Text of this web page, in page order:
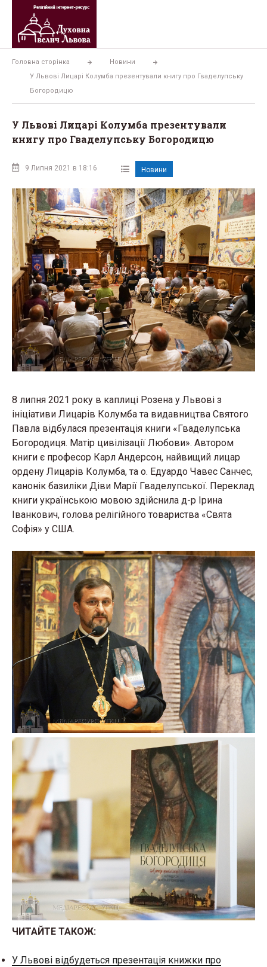
Перейти
вмісту
Головна сторінка
Новини
У Львові Лицарі Колумба презентували книгу про Гваделупську
Богородицю
У Львові Лицарі Колумба презентували
книгу про Гваделупську Богородицю
9 Липня 2021 в 18:16 Новини
8 липня 2021 року в каплиці Розена у Львові з
ініціативи Лицарів Колумба та видавництва Святого
Павла відбулася презентація книги «Гваделупська
Богородиця. Матір цивілізації Любови». Автором
книги є професор Карл Андерсон, найвищий лицар
ордену Лицарів Колумба, та о. Едуардо Чавес Санчес,
канонік базиліки Діви Марії Гваделупської. Переклад
книги українською мовою здійснила д-р Ірина
Іванкович, голова релігійного товариства «Свята
Софія» у США.
ЧИТАЙТЕ ТАКОЖ:
У Львові відбудеться презентація книжки про